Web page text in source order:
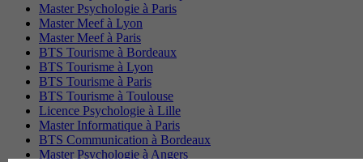
Master Psychologie à Paris
Master Meef à Lyon
Master Meef à Paris
BTS Tourisme à Bordeaux
BTS Tourisme à Lyon
BTS Tourisme à Paris
BTS Tourisme à Toulouse
Licence Psychologie à Lille
Master Informatique à Paris
BTS Communication à Bordeaux
Master Psychologie à Angers